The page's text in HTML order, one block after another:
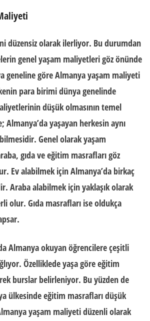
düzensiz olarak ilerliyor. Bu durumdan
genel yaşam maliyetlerigöz önünde
geneline göreAlmanya yaşam maliyeti
para birimi dünya genelinde
düşük olmasının temel
Almanya’da yaşayan herkesin aynı
Genel olarak yaşam
gıda ve eğitim masrafları göz
Ev alabilmek için Almanya’da birkaç
Araba alabilmek için yaklaşık olarak
olur. Gıda masrafları ise oldukça
Almanya okuyan öğrencilere çeşitli
Özelliklede yaşa göre eğitim
burslar belirleniyor. Bu yüzden de
ülkesindeeğitim masraflarıdüşük
yaşam maliyetidüzenli olarak